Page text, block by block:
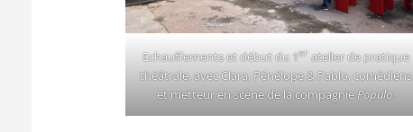
Echauffements et début du 1eratelier de pratique
théâtrale, avec Clara, Pénélope & Pablo, comédiens
et metteur en scène de la compagniePopulo.